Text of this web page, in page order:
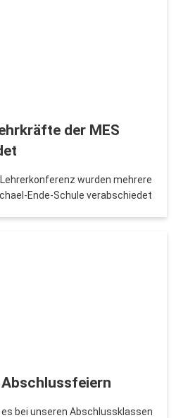
der MES
wurden mehrere
Ende-Schule verabschiedet
Abschlussfeiern
bei unseren Abschlussklassen